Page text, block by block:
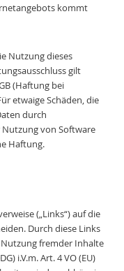
kommt
Nutzung dieses
gilt
(Haftung bei
etwaige Schäden, die
durch
von Software
Haftung.
(„Links“) auf die
Durch diese Links
fremder Inhalte
i.V.m. Art. 4 VO (EU)